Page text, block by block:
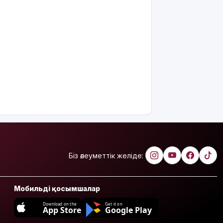
Біз әлеуметтік желіде:
Мобильді қосымшалар
Download on the
App Store
Get it on
Google Play